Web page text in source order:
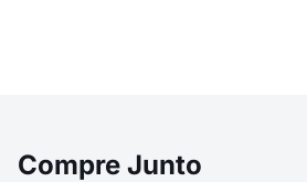
Compre Junto